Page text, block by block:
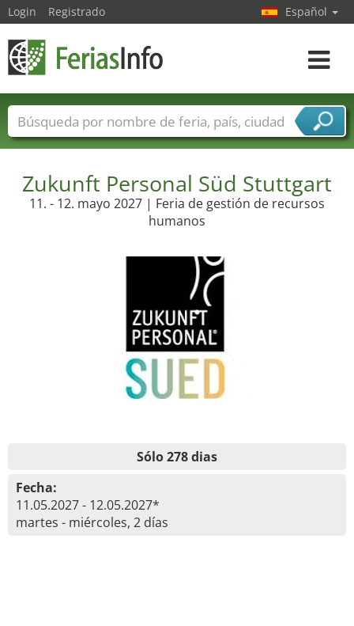
Zukunft Personal Süd Stuttgart
11. - 12. mayo 2027 | Feria de gestión de recursos
humanos
Sólo 278 dias
Fecha:
11.05.2027 - 12.05.2027*
martes - miércoles, 2 días
Login Registrado Español
toggle
Nombres de ferias Países
Ciudades
Sectores de proveedor de servicios